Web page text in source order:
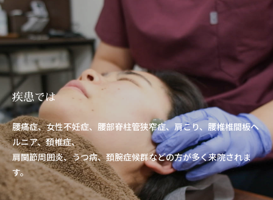
疾患では
腰痛症、女性不妊症、腰部脊柱管狭窄症、肩こり、腰椎椎間板ヘ
ルニア、頚椎症、
肩関節周囲炎、うつ病、頚腕症候群などの方が多く来院されま
す。